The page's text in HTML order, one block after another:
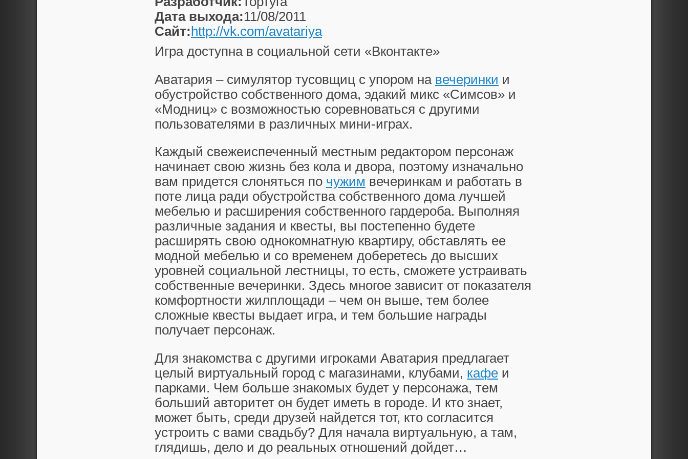
Дата выхода:11/08/2011
Сайт: http://vk.com/avatariya
Игра доступна в социальной сети «Вконтакте»
Аватария – симулятор тусовщиц с упором на вечеринки и
обустройство собственного дома, эдакий микс «Симсов» и
«Модниц» с возможностью соревноваться с другими
пользователями в различных мини-играх.
Каждый свежеиспеченный местным редактором персонаж
начинает свою жизнь без кола и двора, поэтому изначально
вам придется слоняться по чужим вечеринкам и работать в
поте лица ради обустройства собственного дома лучшей
мебелью и расширения собственного гардероба. Выполняя
различные задания и квесты, вы постепенно будете
расширять свою однокомнатную квартиру, обставлять ее
модной мебелью и со временем доберетесь до высших
уровней социальной лестницы, то есть, сможете устраивать
собственные вечеринки. Здесь многое зависит от показателя
комфортности жилплощади – чем он выше, тем более
сложные квесты выдает игра, и тем большие награды
получает персонаж.
Для знакомства с другими игроками Аватария предлагает
целый виртуальный город с магазинами, клубами, кафе и
парками. Чем больше знакомых будет у персонажа, тем
больший авторитет он будет иметь в городе. И кто знает,
может быть, среди друзей найдется тот, кто согласится
устроить с вами свадьбу? Для начала виртуальную, а там,
глядишь, дело и до реальных отношений дойдет…